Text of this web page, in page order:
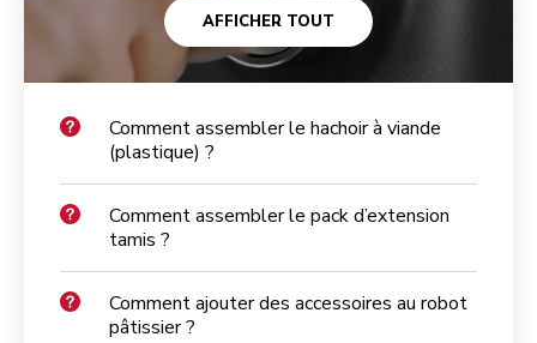
AFFICHER TOUT
Comment assembler le hachoir à viande
(plastique) ?
Comment assembler le pack d’extension
tamis ?
Comment ajouter des accessoires au robot
pâtissier ?